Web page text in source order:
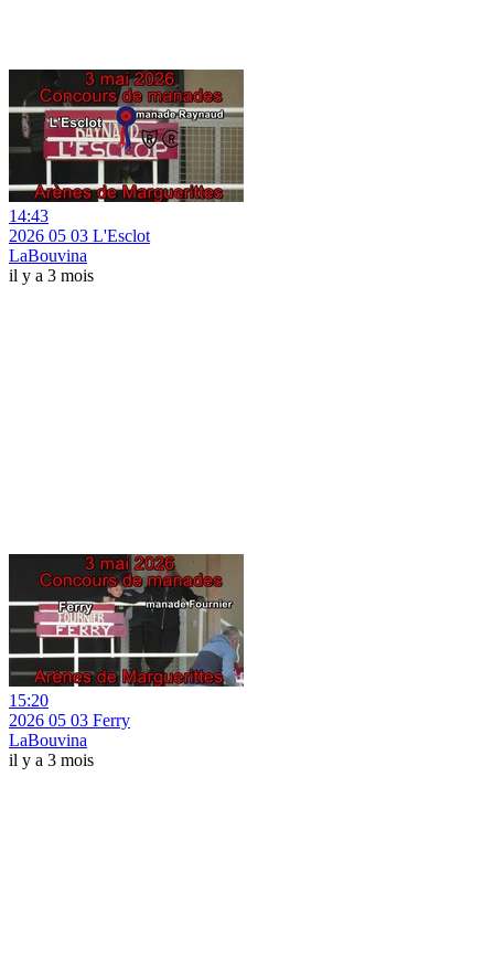
14:43
2026 05 03 L'Esclot
LaBouvina
il y a 3 mois
15:20
2026 05 03 Ferry
LaBouvina
il y a 3 mois